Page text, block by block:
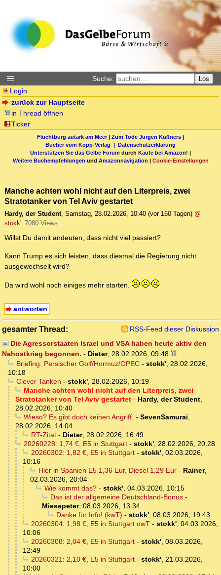
Suche: Los
Login
zurück zur Hauptseite
in Thread öffnen
Ticker
Fluchtburg autark am Meer| Zum Tode Jürgen Küßners |
Bücher vom Kopp-Verlag | Datenschutzerklärung
Unterstützen Sie das Gelbe Forum durch Käufe bei Amazon! |
Weitere Buchempfehlungen und Amazonnavigation | Cookie-Einstellungen
Manche achten wohl nicht auf den Literpreis, zwei
Stratotanker von Tel Aviv gestartet
Hardy, der Student, Samstag, 28.02.2026, 10:40 (vor 160 Tagen) @
stokk' 7080 Views
Willst Du damit andeuten, dass nicht viel passiert?
Kann Trump es sich leisten, dass diesmal die Regierung nicht
ausgewechselt wird?
Da wird wohl noch einiges mehr starten.
antworten
gesamter Thread:
RSS-Feed dieser Diskussion
Die Agressorstaaten Israel und VSA haben heute aktiv den
Nahostkrieg begonnen. - Dieter, 28.02.2026, 09:48
Briefing: Persischer Golf/Hormuz/OPEC- stokk', 28.02.2026,
10:18
Clever Tanken - stokk', 28.02.2026, 10:19
Manche achten wohl nicht auf den Literpreis, zwei
Stratotanker von Tel Aviv gestartet - Hardy, der Student,
28.02.2026, 10:40
Wieso? Es gibt doch keinen Angriff. - SevenSamurai,
28.02.2026, 14:04
RT-Zitat- Dieter, 28.02.2026, 16:49
20260228: 1,74 €, E5 in Stuttgart- stokk', 28.02.2026, 20:28
20260302: 1,82 €, E5 in Stuttgart- stokk', 02.03.2026,
10:16
Hier in Spanien E5 1,36 Eur, Diesel 1,29 Eur- Rainer,
02.03.2026, 20:04
Wie kommt das?- stokk', 04.03.2026, 10:15
Das ist der allgemeine Deutschland-Bonus-
Miesepeter, 08.03.2026, 13:34
Danke für Info! (kwT) - stokk', 08.03.2026, 19:43
20260304: 1,98 €, E5 in Stuttgart owT- stokk', 04.03.2026,
10:06
20260308: 2,04 €, E5 in Stuttgart- stokk', 08.03.2026,
12:49
20260321: 2,10 €, E5 in Stuttgart- stokk', 21.03.2026,
10:00